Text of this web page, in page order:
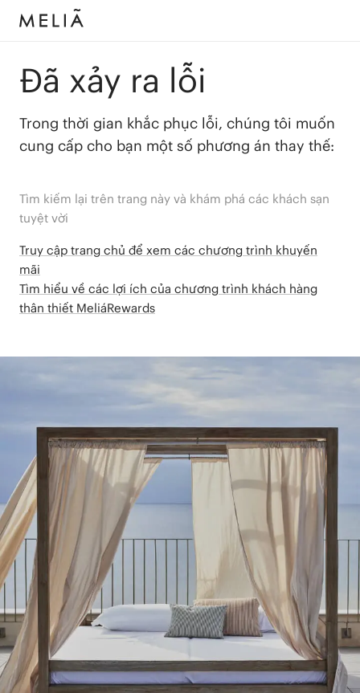
Đã xảy ra lỗi
Trong thời gian khắc phục lỗi, chúng tôi muốn
cung cấp cho bạn một số phương án thay thế:
Tìm kiếm lại trên trang này và khám phá các khách sạn
tuyệt vời
Truy cập trang chủ để xem các chương trình khuyến
mãi
Tìm hiểu về các lợi ích của chương trình khách hàng
thân thiết MeliáRewards